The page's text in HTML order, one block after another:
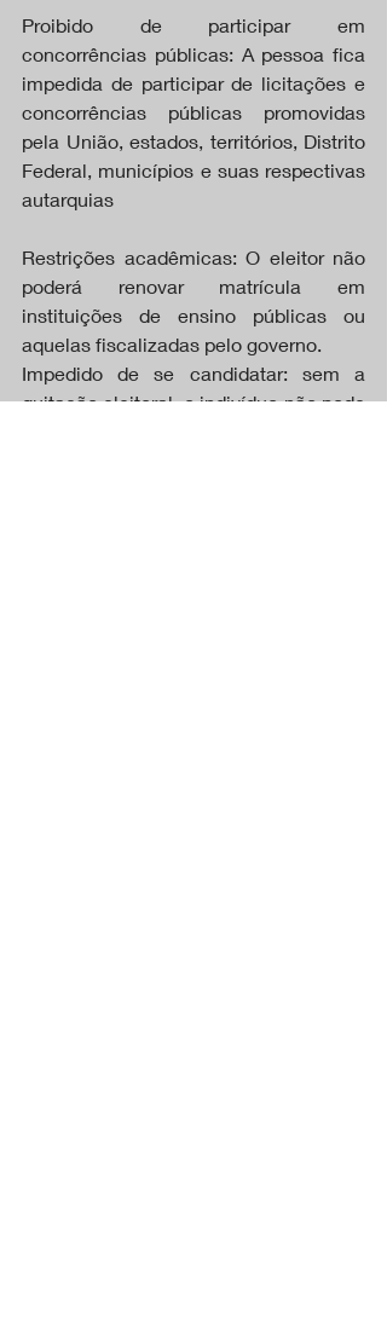
Proibido de participar em
concorrências públicas: A pessoa fica
impedida de participar de licitações e
concorrências públicas promovidas
pela União, estados, territórios, Distrito
Federal, municípios e suas respectivas
autarquias
Restrições acadêmicas: O eleitor não
poderá renovar matrícula em
instituições de ensino públicas ou
aquelas fiscalizadas pelo governo.
Impedido de se candidatar: sem a
quitação eleitoral, o indivíduo não pode